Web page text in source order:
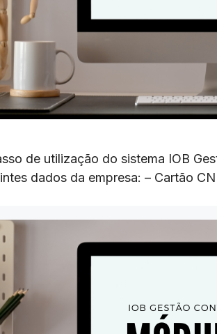
de utilização do sistema IOB
dados da empresa: – Cartão